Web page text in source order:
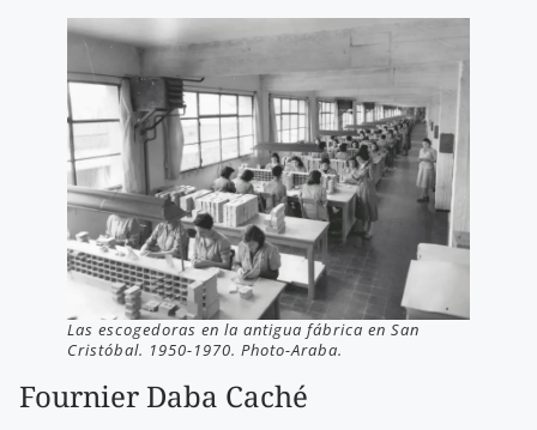
Las escogedoras en la antigua fábrica en San
Cristóbal. 1950-1970. Photo-Araba.
Fournier Daba Caché